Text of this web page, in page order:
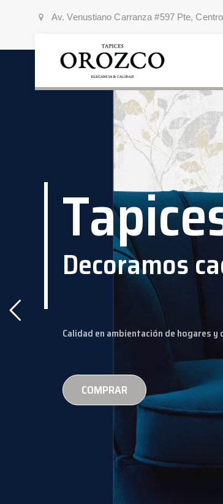
Av. Venustiano Carranza #597 Pte,
Calidad en ambientación de hogares y
Decoramos
COMPRAR